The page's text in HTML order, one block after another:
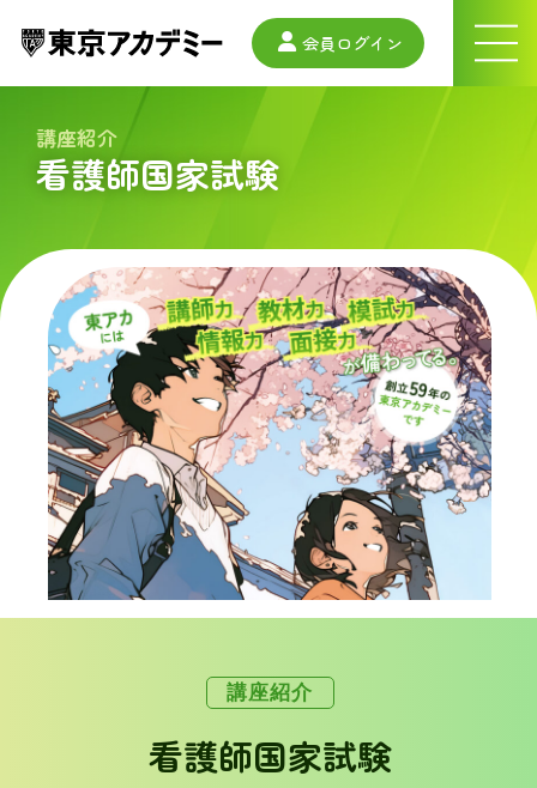
会員ログイン
ー
講座紹介
看護師国家試験
講座紹介
看護師国家試験